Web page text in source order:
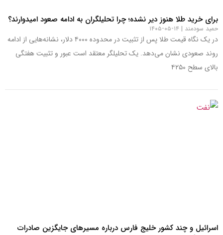
برای خرید طلا هنوز دیر نشده؛ چرا تحلیلگران به ادامه صعود امیدوارند؟
حمید سودمند ۱۴-۰۵-۱۴۰۵
در یک نگاه قیمت طلا پس از تثبیت در محدوده ۴۰۰۰ دلار، نشانه‌هایی از ادامه
روند صعودی نشان می‌دهد. یک تحلیلگر معتقد است عبور و تثبیت هفتگی
بالای سطح ۴۲۵۰
اسرائیل و چند کشور خلیج فارس درباره مسیرهای جایگزین صادرات